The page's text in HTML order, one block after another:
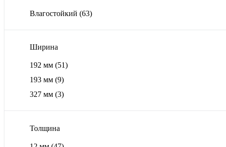
Влагостойкий (63)
Ширина
192 мм (51)
193 мм (9)
327 мм (3)
Толщина